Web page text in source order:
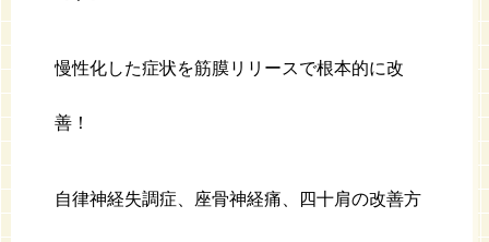
慢性化した症状を筋膜リリースで根本的に改
善！
自律神経失調症、座骨神経痛、四十肩の改善方